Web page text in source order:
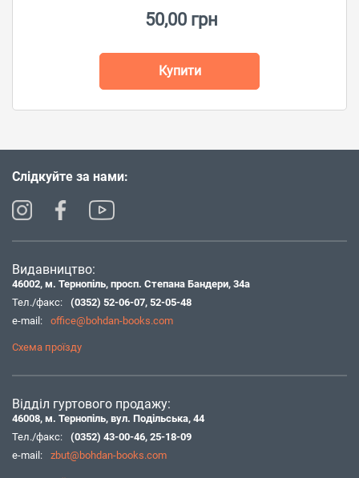
50,00 грн
Купити
Слідкуйте за нами:
Видавництво:
46002, м. Тернопіль, просп. Степана Бандери, 34а
Тел./факс:
(0352) 52-06-07, 52-05-48
e-mail:
office@bohdan-books.com
Схема проїзду
Відділ гуртового продажу:
46008, м. Тернопіль, вул. Подільська, 44
Тел./факс:
(0352) 43-00-46, 25-18-09
e-mail:
zbut@bohdan-books.com